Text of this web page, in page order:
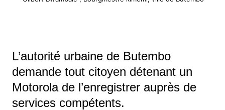
L’autorité urbaine de Butembo
demande tout citoyen détenant un
Motorola de l’enregistrer auprès de
services compétents.